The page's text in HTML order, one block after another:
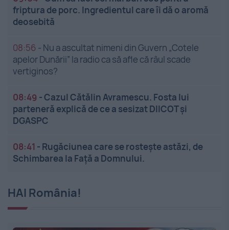
friptura de porc. Ingredientul care îi dă o aromă
deosebită
08:56 - Nu a ascultat nimeni din Guvern „Cotele
apelor Dunării” la radio ca să afle că râul scade
vertiginos?
08:49 -Cazul Cătălin Avramescu. Fosta lui
parteneră explică de ce a sesizat DIICOT și
DGASPC
08:41 - Rugăciunea care se rostește astăzi, de
Schimbarea la Față a Domnului.
HAI România!